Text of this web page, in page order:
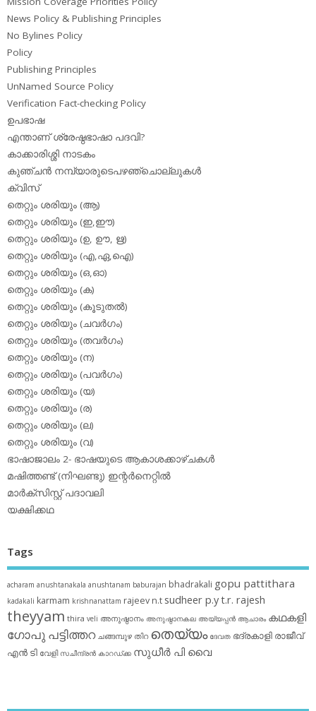
News Policy & Publishing Principles
No Bylines Policy
Policy
Publishing Principles
UnNamed Source Policy
Verification Fact-checking Policy
ഉപഭാഷ
എന്താണ് ശ്രേഷ്ഠഭാഷാ പദവി?
കാക്കാരിശ്ശി നാടകം
കുഞ്ചന്‍ നമ്പ്യാരുടെപഴഞ്ചൊല്ലുകള്‍
ക്വിസ്
തെറ്റും ശരിയും (ആ)
തെറ്റും ശരിയും (ഇ,ഈ)
തെറ്റും ശരിയും (ഉ, ഊ, ഋ)
തെറ്റും ശരിയും (എ,ഏ,ഐ)
തെറ്റും ശരിയും (ഒ,ഓ)
തെറ്റും ശരിയും (ക)
തെറ്റും ശരിയും (കൂടുതല്‍)
തെറ്റും ശരിയും (ചവര്‍ഗം)
തെറ്റും ശരിയും (തവര്‍ഗം)
തെറ്റും ശരിയും (ന)
തെറ്റും ശരിയും (പവര്‍ഗം)
തെറ്റും ശരിയും (യ)
തെറ്റും ശരിയും (ര)
തെറ്റും ശരിയും (ല)
തെറ്റും ശരിയും (വ)
ഭാഷാജാലം 2- ഭാഷയുടെ ആകാശക്കാഴ്ചകള്‍
മഷിത്തണ്ട് (നിഘണ്ടു) ഇന്റര്‍നെറ്റില്‍
മാര്‍ക്‌സിസ്റ്റ് പദാവലി
യക്ഷിക്കഥ
Tags
acharam anushtanakala anushtanam baburajan bhadrakali gopu pattithara
kadakali karmam krishnanattam rajeev n.t sudheer p.yt.r. rajesh
theyyam thira veli അനുഷ്ഠാനം അനുഷ്ഠാനകല അയ്യപ്പന്‍ ആചാരം കഥകളി
ഗോപു പട്ടിത്തറ ചങ്ങമ്പുഴ തിറ തെയ്യം ദേവത ഭദ്രകാളി രാജീവ്
എൻ ടി വേളി സചീന്ദ്രന്‍ കാറഡ്ക്ക സുധീര്‍ പി വൈ